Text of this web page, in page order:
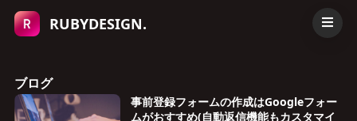
RUBYDESIGN.
ブログ
事前登録フォームの作成はGoogleフォー
ムがおすすめ(自動返信機能もカスタマイ